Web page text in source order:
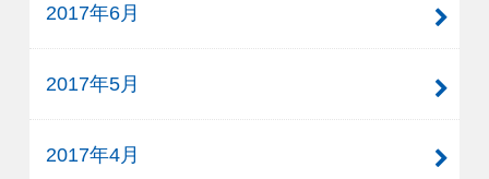
2017年6月
2017年5月
2017年4月